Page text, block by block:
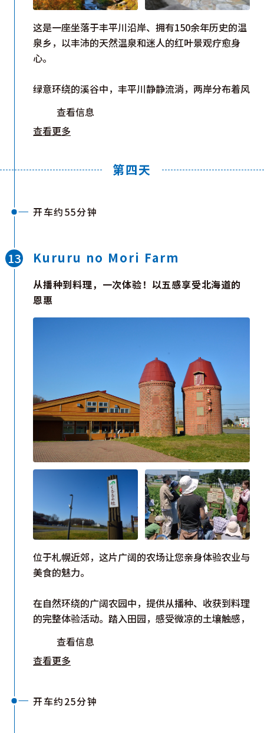
这是一座坐落于丰平川沿岸、拥有150余年历史的温
泉乡，以丰沛的天然温泉和迷人的红叶景观疗愈身
心。
绿意环绕的溪谷中，丰平川静静流淌，两岸分布着风
格各异的温泉旅馆。定山溪温泉拥有56处泉源，每
分钟涌出约8,600升天然温泉。无色透明的氯化物泉
略带咸味，浸泡后暖意直达全身，即使离开浴池，依
的红色与金色。横跨丰平川的鲜红色“二见吊桥”是
是短暂停留，还是悠闲的一日温泉之旅，定山溪都能
为您的北海道之行留下温暖而难忘的回忆。
查看信息
查看更多
第四天
开车约55分钟
Kururu no Mori Farm
从播种到料理，一次体验！以五感享受北海道的
恩惠
位于札幌近郊，这片广阔的农场让您亲身体验农业与
美食的魅力。
在自然环绕的广阔农园中，提供从播种、收获到料理
的完整体验活动。踏入田园，感受微凉的土壤触感，
感受身心的放松。体验方案随季节变化：春季播种、
夏季收获、秋季烹调新鲜蔬菜，一年约有50种活动
育的热门场所。
完成农作后，可在园区内的「农村餐厅」稍作休息。
这里提供丰盛的自助餐，充分使用当季蔬菜，爽脆口
查看信息
查看更多
开车约25分钟